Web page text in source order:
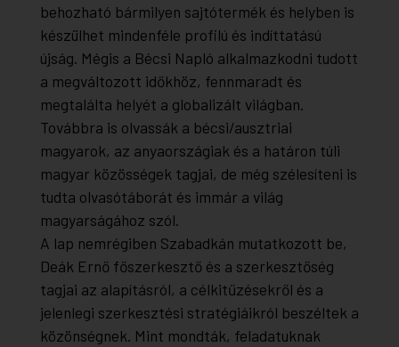
behozható bármilyen sajtótermék és helyben is
készülhet mindenféle profilú és indíttatású
újság. Mégis a Bécsi Napló alkalmazkodni tudott
a megváltozott időkhöz, fennmaradt és
megtalálta helyét a globalizált világban.
Továbbra is olvassák a bécsi/ausztriai
magyarok, az anyaországiak és a határon túli
magyar közösségek tagjai, de még szélesíteni is
tudta olvasótáborát és immár a világ
magyarságához szól.
A lap nemrégiben Szabadkán mutatkozott be,
Deák Ernő főszerkesztő és a szerkesztőség
tagjai az alapításról, a célkitűzésekről és a
jelenlegi szerkesztési stratégiáikról beszéltek a
közönségnek. Mint mondták, feladatuknak